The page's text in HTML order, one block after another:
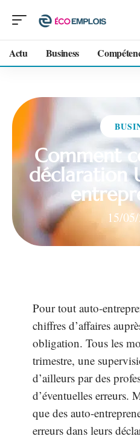
Actu Business
Comment
déclaration
15/
Pour tout auto-
chiffres d’affaires
obligation. Tous les
trimestre, une
d’ailleurs par des
d’éventuelles erreurs.
que des auto-
erreurs dans leurs